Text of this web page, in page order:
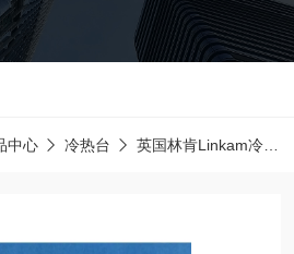
中心 冷热台 英国林肯Linkam冷热台